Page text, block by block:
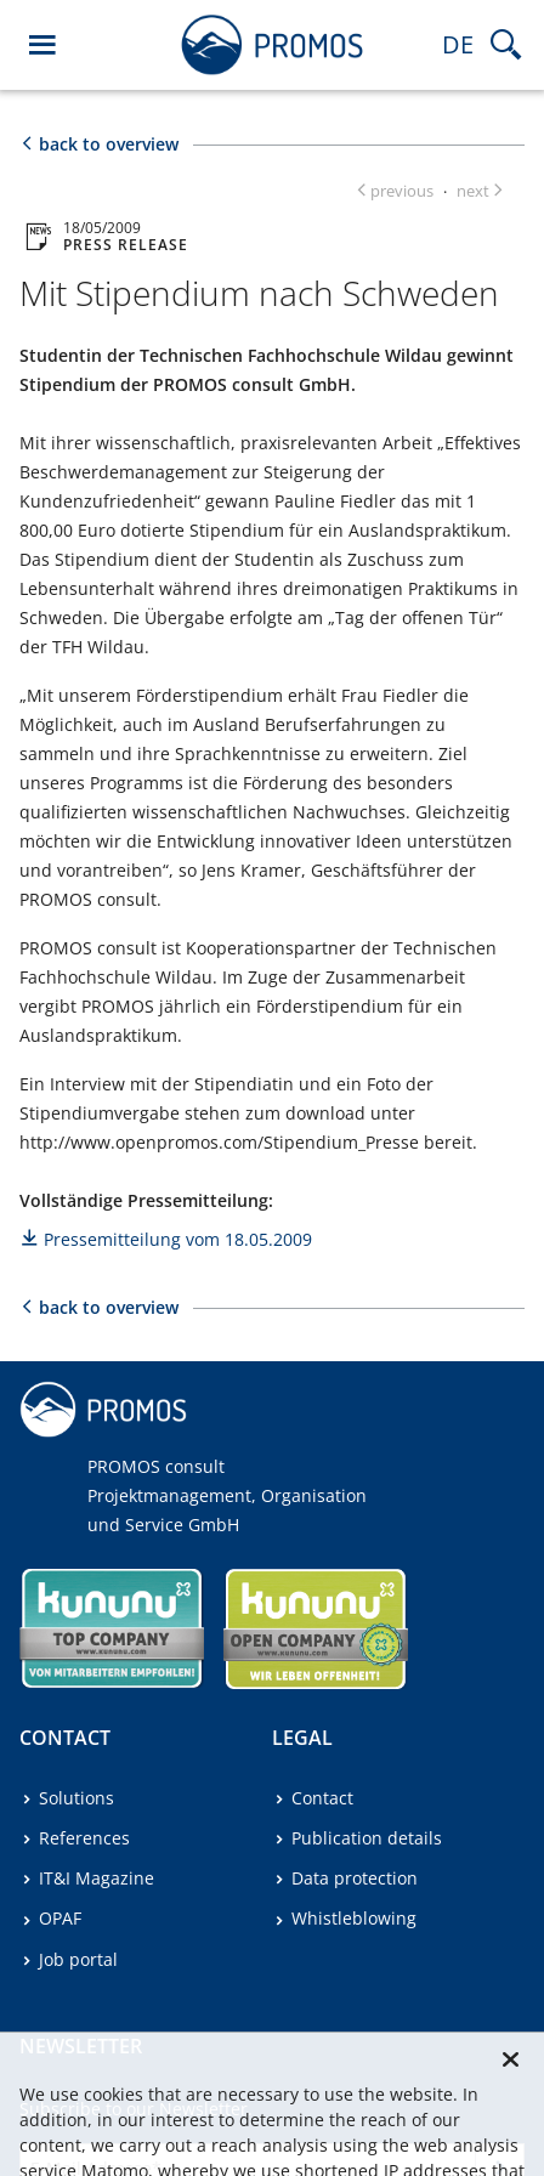
DE
back to overview
previous · next
18/05/2009
PRESS RELEASE
Mit Stipendium nach Schweden
Studentin der Technischen Fachhochschule Wildau gewinnt
Stipendium der PROMOS consult GmbH.
Mit ihrer wissenschaftlich, praxisrelevanten Arbeit „Effektives
Beschwerdemanagement zur Steigerung der
Kundenzufriedenheit“ gewann Pauline Fiedler das mit 1
800,00 Euro dotierte Stipendium für ein Auslandspraktikum.
Das Stipendium dient der Studentin als Zuschuss zum
Lebensunterhalt während ihres dreimonatigen Praktikums in
Schweden. Die Übergabe erfolgte am „Tag der offenen Tür“
der TFH Wildau.
„Mit unserem Förderstipendium erhält Frau Fiedler die
Möglichkeit, auch im Ausland Berufserfahrungen zu
sammeln und ihre Sprachkenntnisse zu erweitern. Ziel
unseres Programms ist die Förderung des besonders
qualifizierten wissenschaftlichen Nachwuchses. Gleichzeitig
möchten wir die Entwicklung innovativer Ideen unterstützen
und vorantreiben“, so Jens Kramer, Geschäftsführer der
PROMOS consult.
PROMOS consult ist Kooperationspartner der Technischen
Fachhochschule Wildau. Im Zuge der Zusammenarbeit
vergibt PROMOS jährlich ein Förderstipendium für ein
Auslandspraktikum.
Ein Interview mit der Stipendiatin und ein Foto der
Stipendiumvergabe stehen zum download unter
http://www.openpromos.com/Stipendium_Presse bereit.
Vollständige Pressemitteilung:
Pressemitteilung vom 18.05.2009
back to overview
PROMOS consult
Projektmanagement, Organisation
und Service GmbH
CONTACT
Solutions
References
IT&I Magazine
OPAF
Job portal
LEGAL
Contact
Publication details
Data protection
Whistleblowing
NEWSLETTER
Subscribe to our Newsletter.
We use cookies that are necessary to use the website. In
addition, in our interest to determine the reach of our
content, we carry out a reach analysis using the web analysis
service Matomo, whereby we use shortened IP addresses that